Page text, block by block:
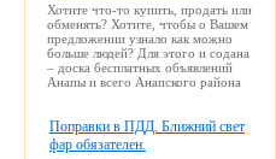
Хотите что-то купить, продать или
обменять? Хотите, чтобы о Вашем
предложении узнало как можно
больше людей? Для этого и содана
– доска бесплатных объявлений
Анапы и всего Анапского района
Поправки в ПДД. Ближний свет
фар обязателен.